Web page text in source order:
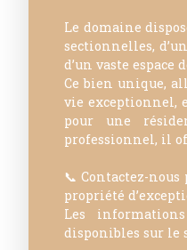
Le domaine
sectionnelles,
d’un vaste
Ce bien unique,
vie exceptionnel,
pour une
professionnel, il
📞 Contactez-
propriété
Les
disponibles sur le